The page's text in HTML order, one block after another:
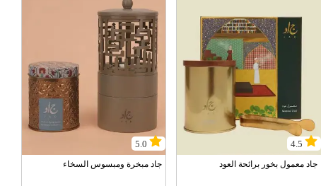
4.5
جاد معمول بخور برائحة العود
5.0
جاد مبخرة ومبسوس السخاء